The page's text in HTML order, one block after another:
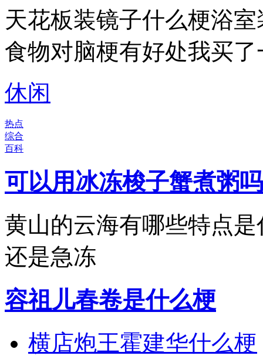
天花板装镜子什么梗浴
食物对脑梗有好处我买
休闲
热点
综合
百科
可以用冰冻梭子蟹煮粥吗
黄山的云海有哪些特点
还是急冻
容祖儿春卷是什么梗
横店炮王霍建华什么梗